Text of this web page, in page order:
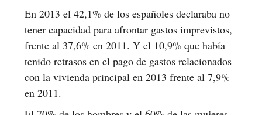
En 2013 el 42,1% de los españoles declaraba no
tener capacidad para afrontar gastos imprevistos,
frente al 37,6% en 2011. Y el 10,9% que había
tenido retrasos en el pago de gastos relacionados
con la vivienda principal en 2013 frente al 7,9%
en 2011.